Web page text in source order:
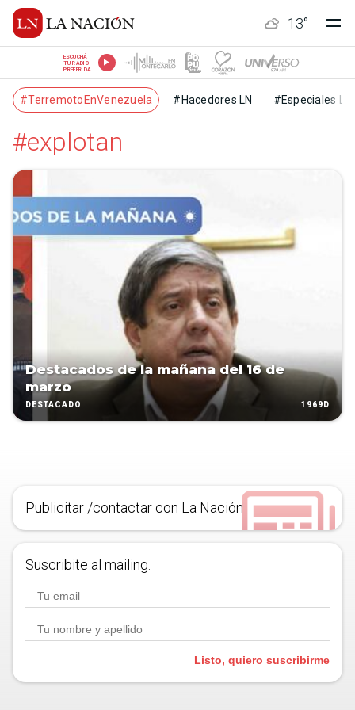
13°
ESCUCHÁ
TU RADIO
PREFERIDA
#TerremotoEnVenezuela #Hacedores LN #Especiales LN
#explotan
Destacados de la mañana del 16 de
marzo
DESTACADO 1969D
Publicitar /contactar con La Nación
Suscribite al mailing.
Listo, quiero suscribirme